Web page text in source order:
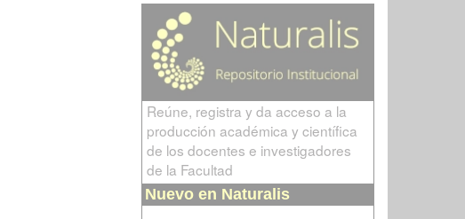
Reúne, registra y da acceso a la
producción académica y científica
de los docentes e investigadores
de la Facultad
Nuevo en Naturalis